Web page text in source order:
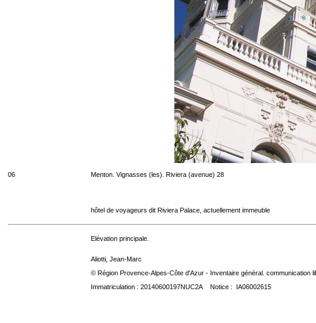
06 Menton. Vignasses (les). Riviera (avenue) 28
hôtel de voyageurs dit Riviera Palace, actuellement immeuble
Elévation principale.
Aliotti, Jean-Marc
© Région Provence-Alpes-Côte d'Azur - Inventaire général. communication
Immatriculation : 20140600197NUC2A Notice : IA06002615